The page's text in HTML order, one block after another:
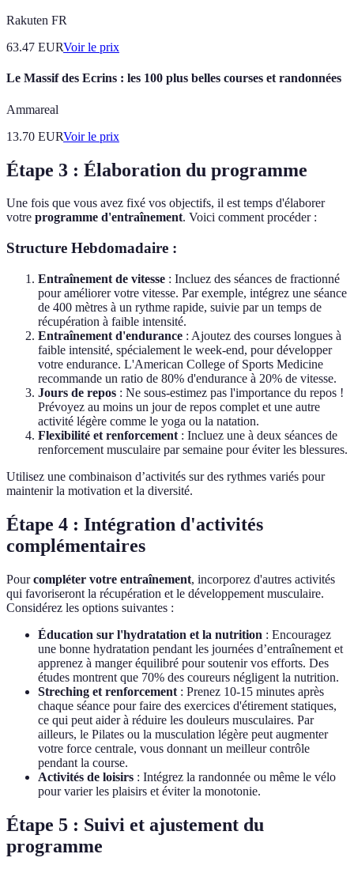
Rakuten FR
63.47 EURVoir le prix
Le Massif des Ecrins : les 100 plus belles courses et randonnées
Ammareal
13.70 EURVoir le prix
Étape 3 : Élaboration du programme
Une fois que vous avez fixé vos objectifs, il est temps d'élaborer
votre programme d'entraînement. Voici comment procéder :
Structure Hebdomadaire :
Entraînement de vitesse : Incluez des séances de fractionné
pour améliorer votre vitesse. Par exemple, intégrez une séance
de 400 mètres à un rythme rapide, suivie par un temps de
récupération à faible intensité.
Entraînement d'endurance : Ajoutez des courses longues à
faible intensité, spécialement le week-end, pour développer
votre endurance. L'American College of Sports Medicine
recommande un ratio de 80% d'endurance à 20% de vitesse.
Jours de repos : Ne sous-estimez pas l'importance du repos !
Prévoyez au moins un jour de repos complet et une autre
activité légère comme le yoga ou la natation.
Flexibilité et renforcement : Incluez une à deux séances de
renforcement musculaire par semaine pour éviter les blessures.
Utilisez une combinaison d’activités sur des rythmes variés pour
maintenir la motivation et la diversité.
Étape 4 : Intégration d'activités
complémentaires
Pourcompléter votre entraînement, incorporez d'autres activités
qui favoriseront la récupération et le développement musculaire.
Considérez les options suivantes :
Éducation sur l'hydratation et la nutrition : Encouragez
une bonne hydratation pendant les journées d’entraînement et
apprenez à manger équilibré pour soutenir vos efforts. Des
études montrent que 70% des coureurs négligent la nutrition.
Streching et renforcement : Prenez 10-15 minutes après
chaque séance pour faire des exercices d'étirement statiques,
ce qui peut aider à réduire les douleurs musculaires. Par
ailleurs, le Pilates ou la musculation légère peut augmenter
votre force centrale, vous donnant un meilleur contrôle
pendant la course.
Activités de loisirs : Intégrez la randonnée ou même le vélo
pour varier les plaisirs et éviter la monotonie.
Étape 5 : Suivi et ajustement du
programme